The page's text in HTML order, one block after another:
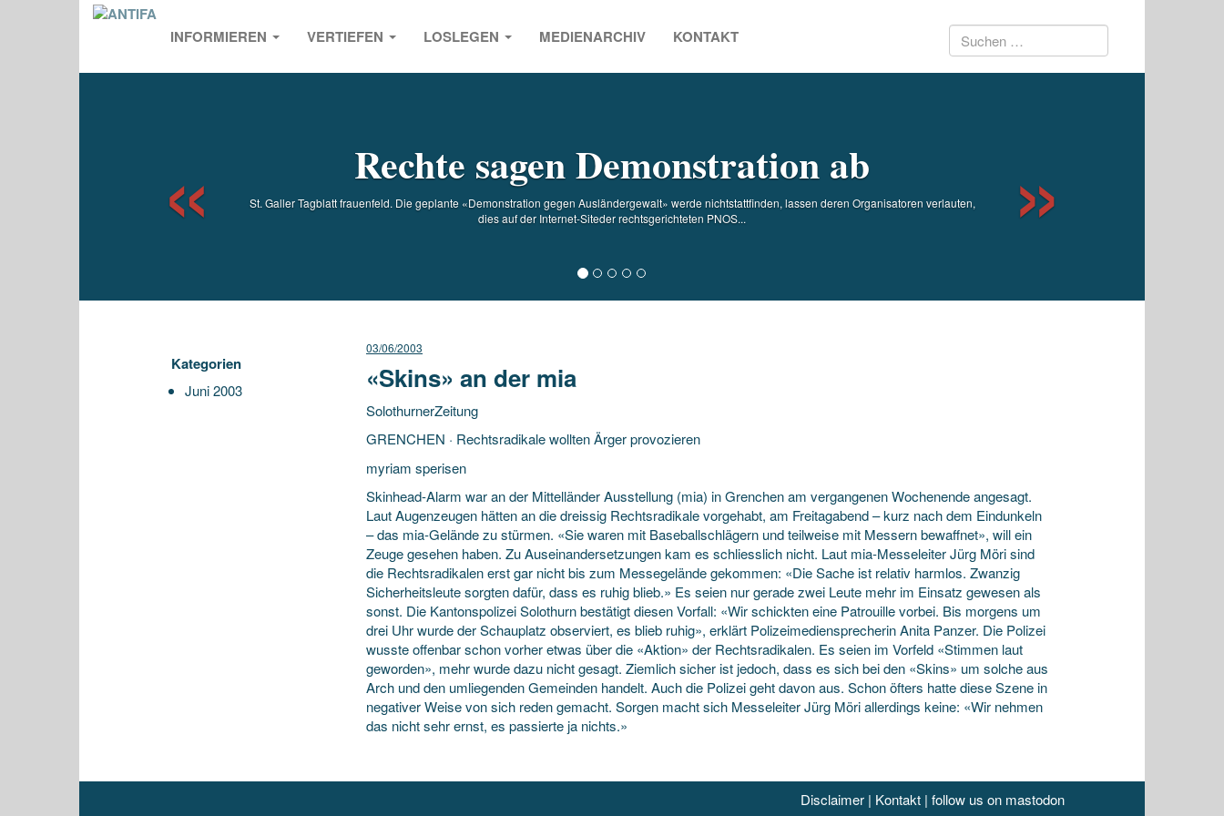
INFORMIEREN VERTIEFEN LOSLEGEN MEDIENARCHIV KONTAKT Suchen
Rechte sagen Demonstration ab
St. Galler Tagblatt frauenfeld. Die geplante «Demonstration gegen Ausländergewalt» werde nichtstattfinden, lassen deren Organisatoren verlauten,
dies auf der Internet-Siteder rechtsgerichteten PNOS...
Kategorien
Juni 2003
03/06/2003
«Skins» an der mia
SolothurnerZeitung
GRENCHEN · Rechtsradikale wollten Ärger provozieren
myriam sperisen
Skinhead-Alarm war an der Mittelländer Ausstellung (mia) in Grenchen am vergangenen Wochenende angesagt.
Laut Augenzeugen hätten an die dreissig Rechtsradikale vorgehabt, am Freitagabend – kurz nach dem Eindunkeln
– das mia-Gelände zu stürmen. «Sie waren mit Baseballschlägern und teilweise mit Messern bewaffnet», will ein
Zeuge gesehen haben. Zu Auseinandersetzungen kam es schliesslich nicht. Laut mia-Messeleiter Jürg Möri sind
die Rechtsradikalen erst gar nicht bis zum Messegelände gekommen: «Die Sache ist relativ harmlos. Zwanzig
Sicherheitsleute sorgten dafür, dass es ruhig blieb.» Es seien nur gerade zwei Leute mehr im Einsatz gewesen als
sonst. Die Kantonspolizei Solothurn bestätigt diesen Vorfall: «Wir schickten eine Patrouille vorbei. Bis morgens um
drei Uhr wurde der Schauplatz observiert, es blieb ruhig», erklärt Polizeimediensprecherin Anita Panzer. Die Polizei
wusste offenbar schon vorher etwas über die «Aktion» der Rechtsradikalen. Es seien im Vorfeld «Stimmen laut
geworden», mehr wurde dazu nicht gesagt. Ziemlich sicher ist jedoch, dass es sich bei den «Skins» um solche aus
Arch und den umliegenden Gemeinden handelt. Auch die Polizei geht davon aus. Schon öfters hatte diese Szene in
negativer Weise von sich reden gemacht. Sorgen macht sich Messeleiter Jürg Möri allerdings keine: «Wir nehmen
das nicht sehr ernst, es passierte ja nichts.»
Disclaimer| Kontakt| follow us on mastodon